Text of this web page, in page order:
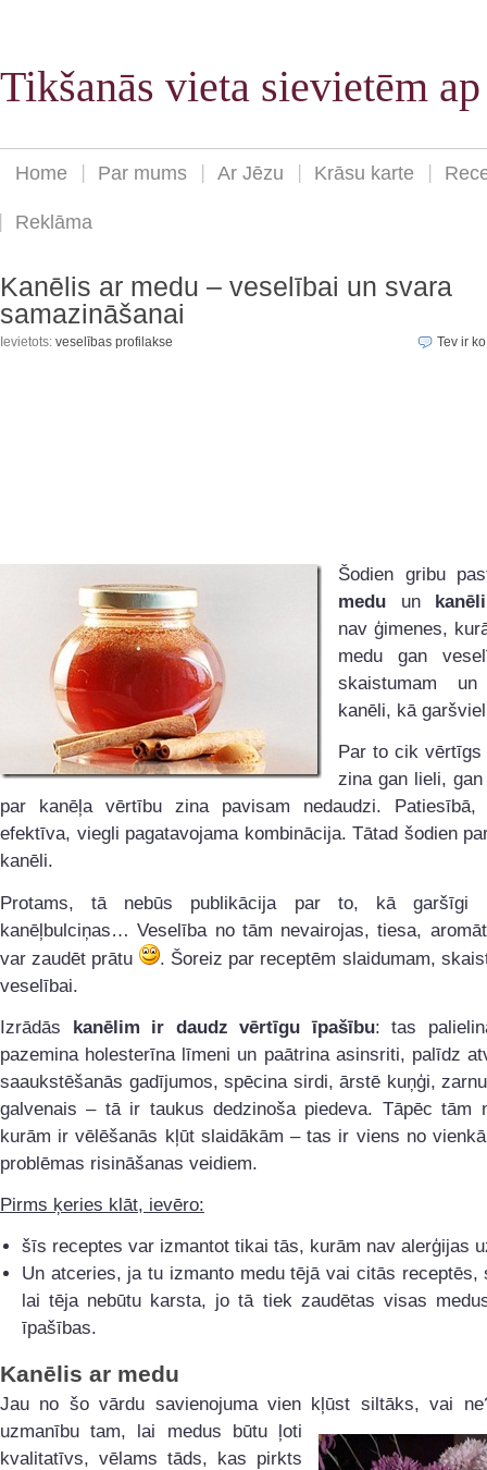
Tikšanās vieta sievietēm
Home Par mums Ar Jēzu Krāsu karte
Reklāma
Kanēlis ar medu – veselībai un svara
samazināšanai
Ievietots: veselības profilakse Tev ir
Šodien gribu
medu un kanēli
nav ģimenes,
medu gan
skaistumam un
kanēli, kā
Par to cik vērtīgs
zina gan lieli,
par kanēļa vērtību zina pavisam nedaudzi.
efektīva, viegli pagatavojama kombinācija. Tātad šodien
kanēli.
Protams, tā nebūs publikācija par to, kā garšīgi
kanēļbulciņas… Veselība no tām nevairojas, tiesa,
var zaudēt prātu
. Šoreiz par receptēm slaidumam,
veselībai.
Izrādās kanēlim ir daudz vērtīgu īpašību: tas
pazemina holesterīna līmeni un paātrina asinsriti, palīdz
saaukstēšanās gadījumos, spēcina sirdi, ārstē kuņģi,
galvenais – tā ir taukus dedzinoša piedeva. Tāpēc tām
kurām ir vēlēšanās kļūt slaidākām – tas ir viens no
problēmas risināšanas veidiem.
Pirms ķeries klāt, ievēro:
šīs receptes var izmantot tikai tās, kurām nav alerģijas
Un atceries, ja tu izmanto medu tējā vai citās receptēs,
lai tēja nebūtu karsta, jo tā tiek zaudētas visas
īpašības.
Kanēlis ar medu
Jau no šo vārdu savienojuma vien kļūst siltāks, vai
uzmanību tam, lai medus būtu ļoti
kvalitatīvs, vēlams tāds, kas pirkts